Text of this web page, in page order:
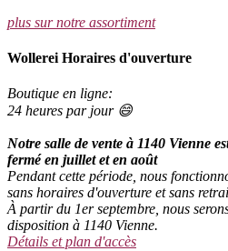
plus sur notre assortiment
Wollerei Horaires d'ouverture
Boutique en ligne:
24 heures par jour 😄
Notre salle de vente à 1140 Vienne
fermé en juillet et en août
Pendant cette période, nous
sans horaires d'ouverture et sans
À partir du 1er septembre, nous
disposition à 1140 Vienne.
Détails et plan d'accès